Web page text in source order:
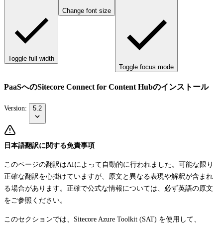
Toggle full width
Change font size
Toggle focus mode
PaaSへのSitecore Connect for Content Hubのインストール
Version: 5.2
日本語翻訳に関する免責事項
このページの翻訳はAIによって自動的に行われました。可能な限り
正確な翻訳を心掛けていますが、原文と異なる表現や解釈が含まれ
る場合があります。正確で公式な情報については、必ず英語の原文
をご参照ください。
このセクションでは、Sitecore Azure Toolkit (SAT) を使用して、